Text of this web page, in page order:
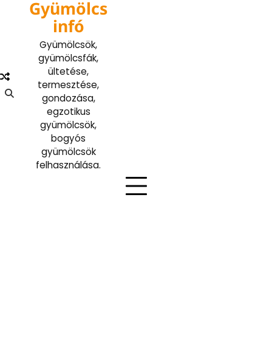
Gyümölcs
infó
Gyümölcsök,
gyümölcsfák,
ültetése,
termesztése,
gondozása,
egzotikus
gyümölcsök,
bogyós
gyümölcsök
felhasználása.